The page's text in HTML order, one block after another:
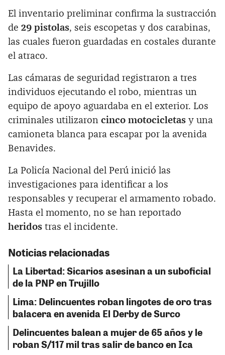
El inventario preliminar confirma la sustracción
de 29 pistolas, seis escopetas y dos carabinas,
las cuales fueron guardadas en costales durante
el atraco.
Las cámaras de seguridad registraron a tres
individuos ejecutando el robo, mientras un
equipo de apoyo aguardaba en el exterior. Los
criminales utilizaron cinco motocicletas y una
camioneta blanca para escapar por la avenida
Benavides.
La Policía Nacional del Perú inició las
investigaciones para identificar a los
responsables y recuperar el armamento robado.
Hasta el momento, no se han reportado
heridos tras el incidente.
Noticias relacionadas
La Libertad: Sicarios asesinan a un suboficial
de la PNP en Trujillo
Lima: Delincuentes roban lingotes de oro tras
balacera en avenida El Derby de Surco
Delincuentes balean a mujer de 65 años y le
roban S/117 mil tras salir de banco en Ica